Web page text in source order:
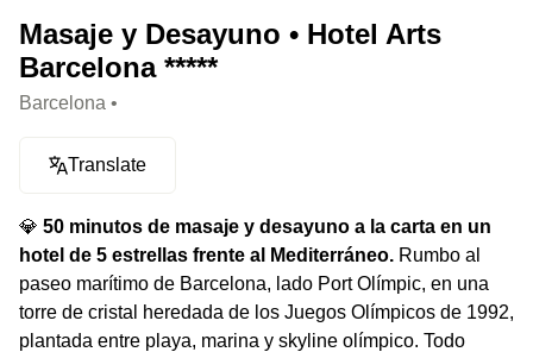
Masaje y Desayuno • Hotel Arts
Barcelona *****
Barcelona •
Translate
💎 50 minutos de masaje y desayuno a la carta en un
hotel de 5 estrellas frente al Mediterráneo. Rumbo al
paseo marítimo de Barcelona, lado Port Olímpic, en una
torre de cristal heredada de los Juegos Olímpicos de 1992,
plantada entre playa, marina y skyline olímpico. Todo